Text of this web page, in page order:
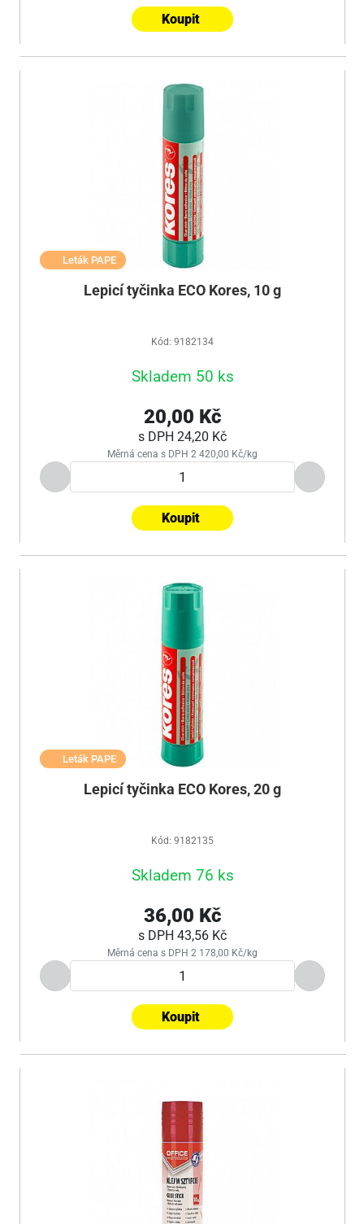
Koupit
Leták PAPE
Lepicí tyčinka ECO Kores, 10 g
Kód: 9182134
Skladem 50 ks
20,00 Kč
s DPH 24,20 Kč
Měrná cena s DPH 2 420,00 Kč/kg
Koupit
Leták PAPE
Lepicí tyčinka ECO Kores, 20 g
Kód: 9182135
Skladem 76 ks
36,00 Kč
s DPH 43,56 Kč
Měrná cena s DPH 2 178,00 Kč/kg
Koupit